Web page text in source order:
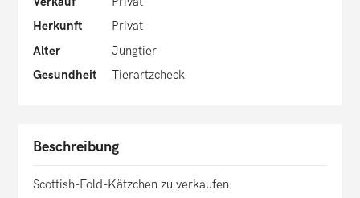
Herkunft
Privat
Alter
Jungtier
Gesundheit
Tierartzcheck
Beschreibung
Scottish-Fold-Kätzchen zu verkaufen.